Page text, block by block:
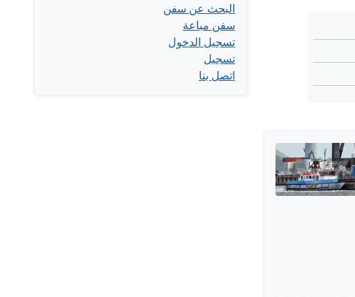
البحث عن سفن
سفن مباعة
تسجيل الدخول
تسجيل
اتصل بنا